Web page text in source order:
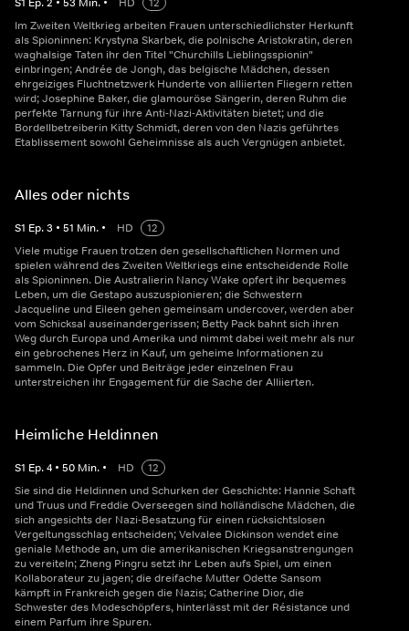
Im Zweiten Weltkrieg arbeiten Frauen unterschiedlichster Herkunft
als Spioninnen: Krystyna Skarbek, die polnische Aristokratin, deren
waghalsige Taten ihr den Titel "Churchills Lieblingsspionin"
einbringen; Andrée de Jongh, das belgische Mädchen, dessen
ehrgeiziges Fluchtnetzwerk Hunderte von alliierten Fliegern retten
wird; Josephine Baker, die glamouröse Sängerin, deren Ruhm die
perfekte Tarnung für ihre Anti-Nazi-Aktivitäten bietet; und die
Bordellbetreiberin Kitty Schmidt, deren von den Nazis geführtes
Etablissement sowohl Geheimnisse als auch Vergnügen anbietet.
Alles oder nichts
S1 Ep.3 • 51 Min. • HD
12
Viele mutige Frauen trotzen den gesellschaftlichen Normen und
spielen während des Zweiten Weltkriegs eine entscheidende Rolle
als Spioninnen. Die Australierin Nancy Wake opfert ihr bequemes
Leben, um die Gestapo auszuspionieren; die Schwestern
Jacqueline und Eileen gehen gemeinsam undercover, werden aber
vom Schicksal auseinandergerissen; Betty Pack bahnt sich ihren
Weg durch Europa und Amerika und nimmt dabei weit mehr als nur
ein gebrochenes Herz in Kauf, um geheime Informationen zu
sammeln. Die Opfer und Beiträge jeder einzelnen Frau
unterstreichen ihr Engagement für die Sache der Alliierten.
Heimliche Heldinnen
S1 Ep.4 • 50 Min. • HD
12
Sie sind die Heldinnen und Schurken der Geschichte: Hannie Schaft
und Truus und Freddie Overseegen sind holländische Mädchen, die
sich angesichts der Nazi-Besatzung für einen rücksichtslosen
Vergeltungsschlag entscheiden; Velvalee Dickinson wendet eine
geniale Methode an, um die amerikanischen Kriegsanstrengungen
zu vereiteln; Zheng Pingru setzt ihr Leben aufs Spiel, um einen
Kollaborateur zu jagen; die dreifache Mutter Odette Sansom
kämpft in Frankreich gegen die Nazis; Catherine Dior, die
Schwester des Modeschöpfers, hinterlässt mit der Résistance und
einem Parfum ihre Spuren.